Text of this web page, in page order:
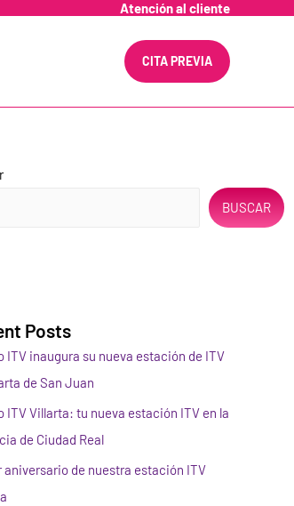
Atención al cliente
CITA PREVIA
BUSCAR
Posts
ITV inaugura su nueva estación de ITV
de San Juan
ITV Villarta: tu nueva estación ITV en la
de Ciudad Real
aniversario de nuestra estación ITV